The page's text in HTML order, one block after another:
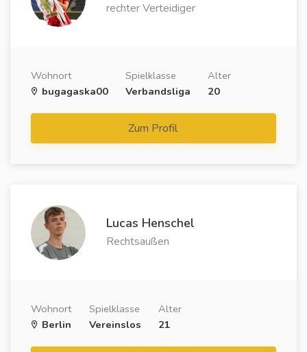
rechter Verteidiger
Wohnort
bugagaska00
Spielklasse
Verbandsliga
Alter
20
Zum Profil
Lucas Henschel
Rechtsaußen
Wohnort
Berlin
Spielklasse
Vereinslos
Alter
21